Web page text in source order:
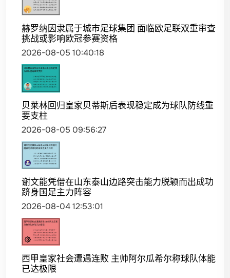
赫罗纳因隶属于城市足球集团 面临欧足联双重审查
挑战或影响欧冠参赛资格
2026-08-05 10:40:18
贝莱林回归皇家贝蒂斯后表现稳定成为球队防线重
要支柱
2026-08-05 09:56:27
谢文能凭借在山东泰山边路突击能力脱颖而出成功
跻身国足主力阵容
2026-08-04 12:53:01
西甲皇家社会遭遇连败 主帅阿尔瓜希尔称球队体能
已达极限